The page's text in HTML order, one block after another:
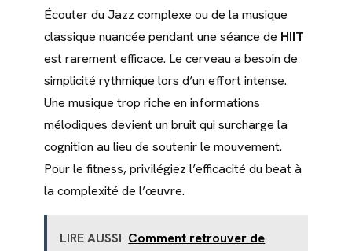
Écouter du Jazz complexe ou de la musique
classique nuancée pendant une séance de HIIT
est rarement efficace. Le cerveau a besoin de
simplicité rythmique lors d’un effort intense.
Une musique trop riche en informations
mélodiques devient un bruit qui surcharge la
cognition au lieu de soutenir le mouvement.
Pour le fitness, privilégiez l’efficacité du beat à
la complexité de l’œuvre.
LIRE AUSSI Comment retrouver de